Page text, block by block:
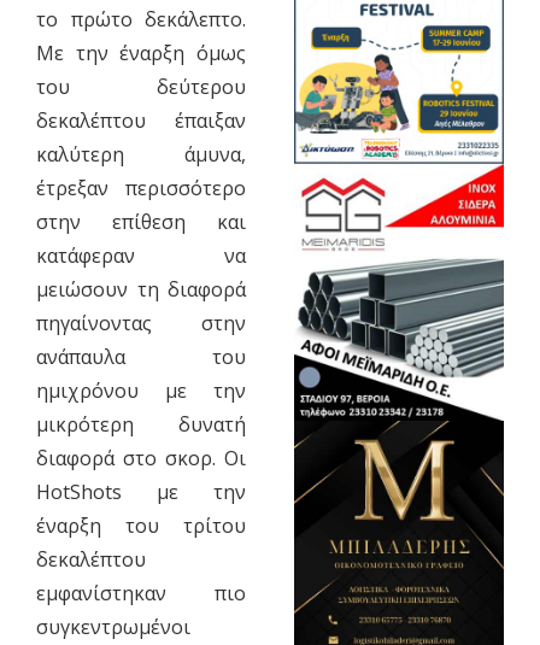
το πρώτο δεκάλεπτο.
Με την έναρξη όμως
του δεύτερου
δεκαλέπτου έπαιξαν
καλύτερη άμυνα,
έτρεξαν περισσότερο
στην επίθεση και
κατάφεραν να
μειώσουν τη διαφορά
πηγαίνοντας στην
ανάπαυλα του
ημιχρόνου με την
μικρότερη δυνατή
διαφορά στο σκορ. Οι
HotShots με την
έναρξη του τρίτου
δεκαλέπτου
εμφανίστηκαν πιο
συγκεντρωμένοι